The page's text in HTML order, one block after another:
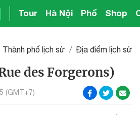
Tour Hà Nội Phố Shop
Thành phố lịch sử Địa điểm lịch sử
des Forgerons)
(GMT+7)